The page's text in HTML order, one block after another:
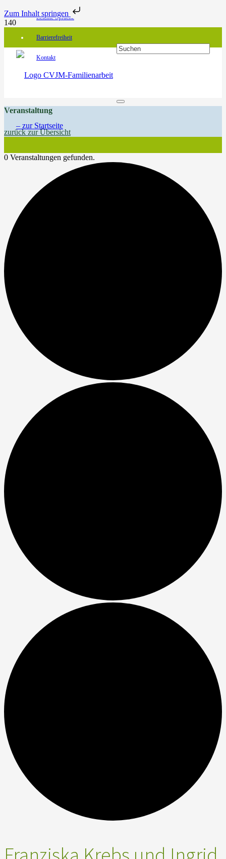
Zum Inhalt springen
Leichte Sprache
Barrierefreiheit
Kontakt
Veranstaltung
zurück zur Übersicht
0 Veranstaltungen gefunden.